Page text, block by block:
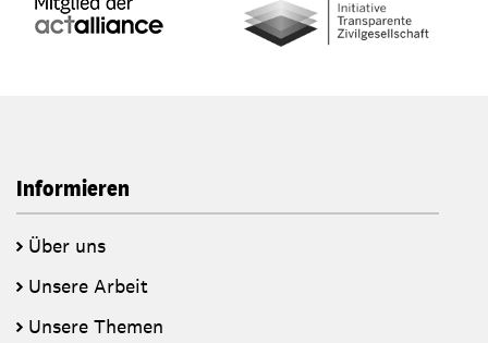
Informieren
Über uns
Unsere Arbeit
Unsere Themen